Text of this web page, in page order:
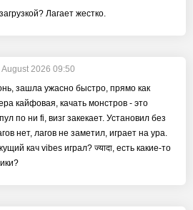
Лагает жестко.
August 2026 09:50
зашла ужасно быстро, прямо как
кайфовая, качать монстров - это
по ни fi, визг закекает. Установил без
нет, лагов не заметил, играет на ура.
кач vibes играл? ज्यादा, есть какие-то